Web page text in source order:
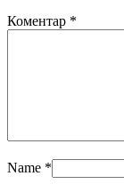
Коментар *
Name *